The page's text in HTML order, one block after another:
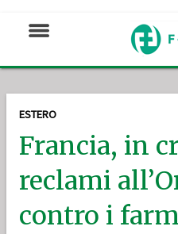
ESTERO
Francia, in
reclami
contro i